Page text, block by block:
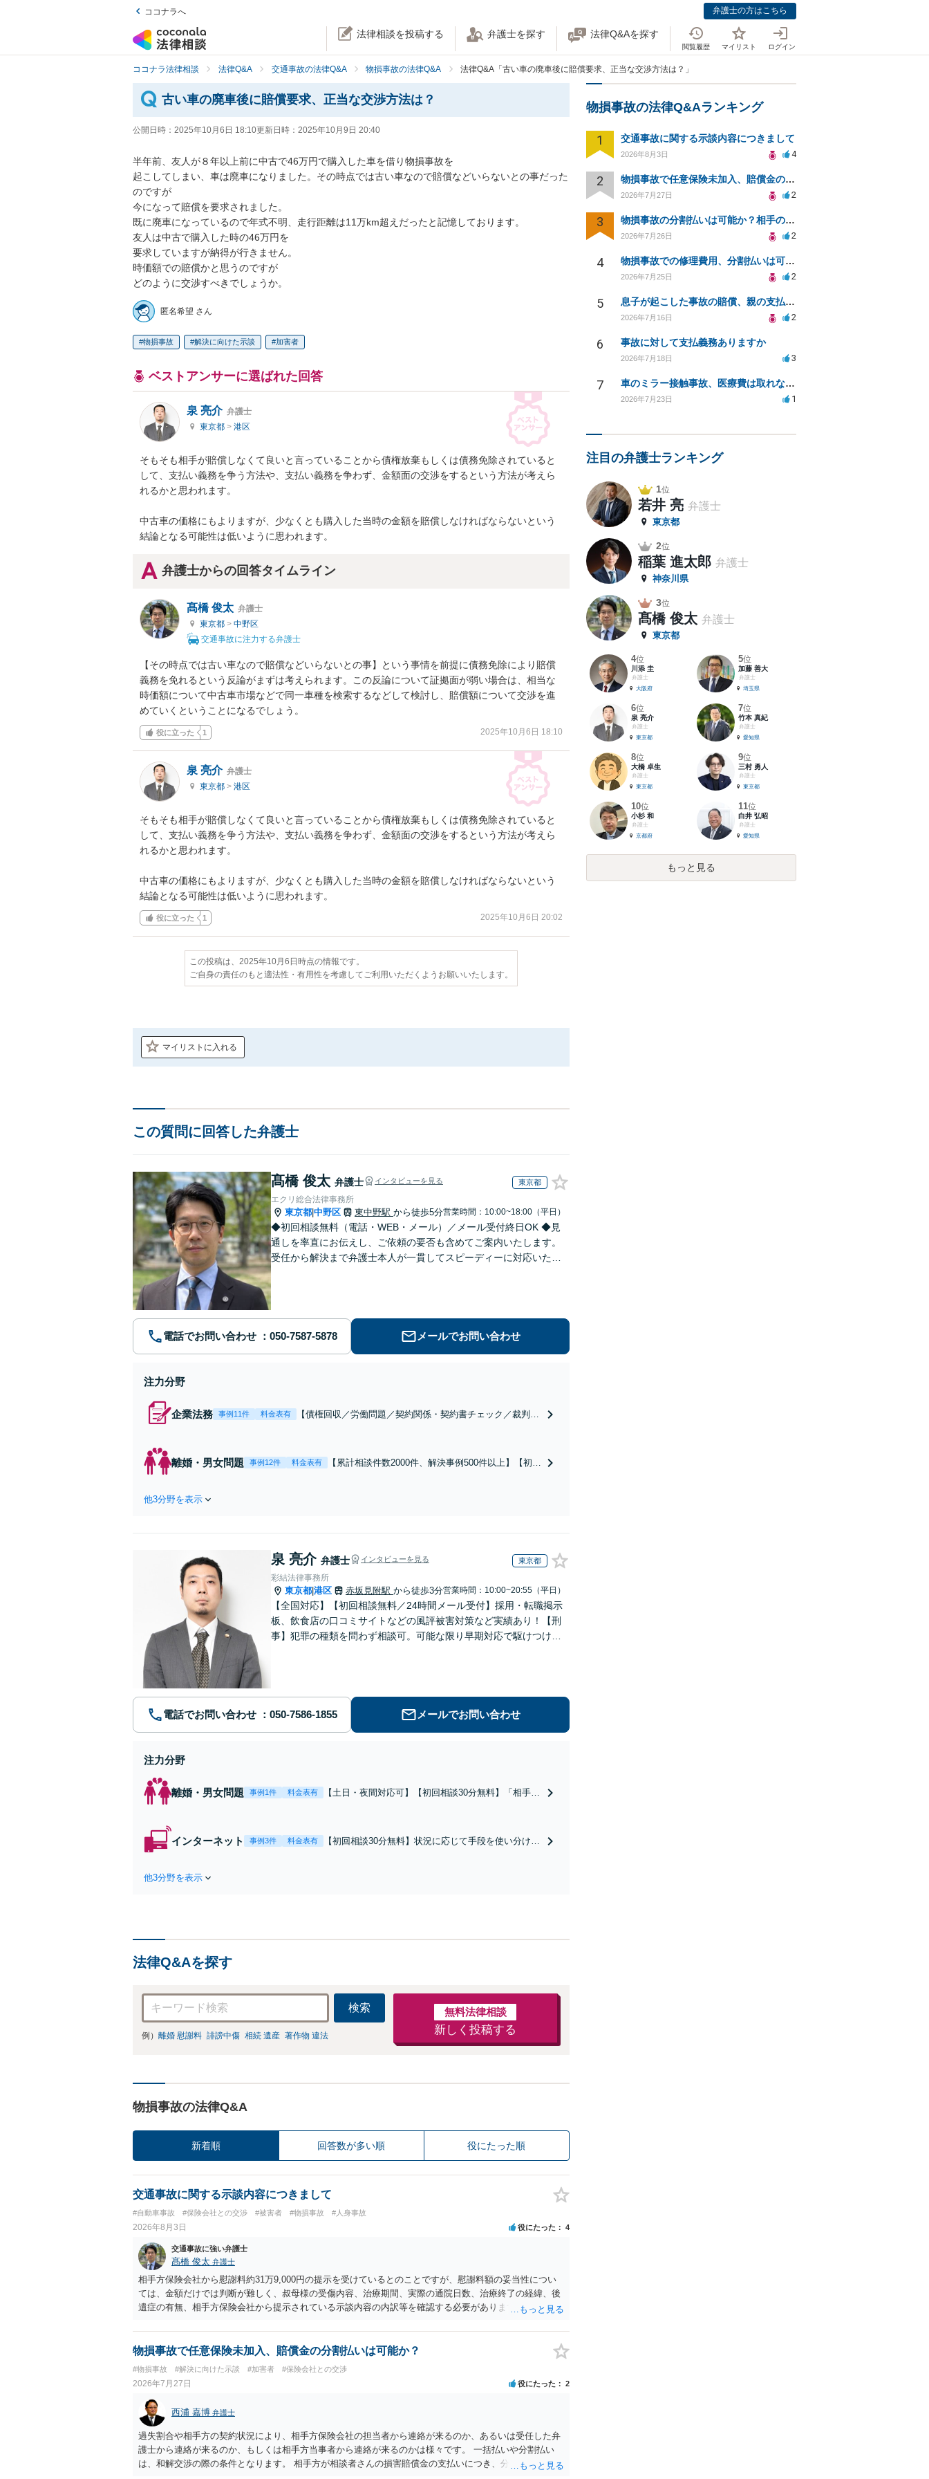
ココナラへ 弁護士の方はこちら
法律相談を投稿する 弁護士を探す 法律Q&Aを探す
閲覧履歴 マイリスト ログイン
ココナラ法律相談 法律Q&A 交通事故の法律Q&A 物損事故の法律Q&A 法律Q&A「古い車の廃車後に賠償要求、正当な交渉方法は？」
古い車の廃車後に賠償要求、正当な交渉方法は？
公開日時： 2025年10月6日 18:10更新日時： 2025年10月9日 20:40
半年前、友人が８年以上前に中古で46万円で購入した車を借り物損事故を
起こしてしまい、車は廃車になりました。その時点では古い車なので賠償などいらないとの事だった
のですが
今になって賠償を要求されました。
既に廃車になっているので年式不明、走行距離は11万km超えだったと記憶しております。
友人は中古で購入した時の46万円を
要求していますが納得が行きません。
時価額での賠償かと思うのですが
どのように交渉すべきでしょうか。
匿名希望 さん
物損事故 解決に向けた示談 加害者
ベストアンサーに選ばれた回答
泉 亮介 弁護士
東京都 > 港区
そもそも相手が賠償しなくて良いと言っていることから債権放棄もしくは債務免除されていると
して、支払い義務を争う方法や、支払い義務を争わず、金額面の交渉をするという方法が考えら
れるかと思われます。
中古車の価格にもよりますが、少なくとも購入した当時の金額を賠償しなければならないという
結論となる可能性は低いように思われます。
弁護士からの回答タイムライン
髙橋 俊太 弁護士
東京都 > 中野区
交通事故に注力する弁護士
【その時点では古い車なので賠償などいらないとの事】という事情を前提に債務免除により賠償
義務を免れるという反論がまずは考えられます。この反論について証拠面が弱い場合は、相当な
時価額について中古車市場などで同一車種を検索するなどして検討し、賠償額について交渉を進
めていくということになるでしょう。
役に立った 1 2025年10月6日 18:10
泉 亮介 弁護士
東京都 > 港区
そもそも相手が賠償しなくて良いと言っていることから債権放棄もしくは債務免除されていると
して、支払い義務を争う方法や、支払い義務を争わず、金額面の交渉をするという方法が考えら
れるかと思われます。
中古車の価格にもよりますが、少なくとも購入した当時の金額を賠償しなければならないという
結論となる可能性は低いように思われます。
役に立った 1 2025年10月6日 20:02
この投稿は、2025年10月6日時点の情報です。
ご自身の責任のもと適法性・有用性を考慮してご利用いただくようお願いいたします。
マイリストに入れる
この質問に回答した弁護士
髙橋 俊太 弁護士 インタビューを見る 東京都
エクリ総合法律事務所
東京都 中野区 東中野駅 から徒歩5分営業時間：10:00~18:00（平日）
◆初回相談無料（電話・WEB・メール）／メール受付終日OK ◆見
通しを率直にお伝えし、ご依頼の要否も含めてご案内いたします。
受任から解決まで弁護士本人が一貫してスピーディーに対応いたし
電話でお問い合わせ メールでお問い合わせ
注力分野
企業法務 事例11件 料金表有
【債権回収／労働問題／契約関係・契約書チェック／裁判対
をお探しの方もご相談ください！【顧問経験豊富】【個別案
件も対応OK】
離婚・男女問題 事例12件 料金表有
【累計相談件数2000件、解決事例500件以上】【初回
他3分野を表示
泉 亮介 弁護士 インタビューを見る 東京都
彩結法律事務所
東京都 港区 赤坂見附駅 から徒歩3分営業時間：10:00~20:55（平日）
【全国対応】【初回相談無料／24時間メール受付】採用・転職掲示
板、飲食店の口コミサイトなどの風評被害対策など実績あり！【刑
事】犯罪の種類を問わず相談可。可能な限り早期対応で駆けつけサ
電話でお問い合わせ メールでお問い合わせ
注力分野
離婚・男女問題 事例1件 料金表有
【土日・夜間対応可】【初回相談30分無料】「相手方
金額アップ／減額交渉も対応可」【完全個室対応】
インターネット 事例3件 料金表有
【初回相談30分無料】状況に応じて手段を使い分け、
他3分野を表示
法律Q&Aを探す
検索
例） 離婚 慰謝料 誹謗中傷 相続 遺産 著作物 違法
無料法律相談
新しく投稿する
物損事故の法律Q&A
新着順 回答数が多い順 役にたった順
交通事故に関する示談内容につきまして
#自動車事故 #保険会社との交渉 #被害者 #物損事故 #人身事故
2026年8月3日 役にたった 4
交通事故に強い弁護士
髙橋 俊太 弁護士
相手方保険会社から慰謝料約31万9,000円の提示を受けているとのことですが、慰謝料額の妥当性につい
ては、金額だけでは判断が難しく、叔母様の受傷内容、治療期間、実際の通院日数、治療終了の経緯、後
遺症の有無、相手方保険会社から提示されている示談内容の内訳等を確認する必要があります。保険会社
で、以下の資料・情報を準備した上で、弁護士に個別に相談することをお勧めいたします。 ・相手方保険
会社から届いている示談金額の提示書類 ・叔母様の診断名、けがの内容 ・治療開始日及び治療終了日 ・
今回の事故で利用できる弁護士費用特約が付帯しているか なお、被害者は叔母様ご本人となりますので、
弁護士が受任する場合には、叔母様ご本人の依頼意思等を確認する必要があります。日本語での十分な意
思疎通が難しいとのことですので、そのあたりのご事情も踏まえて、依頼意思の確認方法等を検討する必
要があると思われます。
物損事故で任意保険未加入、賠償金の分割払いは可能か？
#物損事故 #解決に向けた示談 #加害者 #保険会社との交渉
2026年7月27日 役にたった 2
西浦 嘉博 弁護士
過失割合や相手方の契約状況により、相手方保険会社の担当者から連絡が来るのか、あるいは受任した弁
護士から連絡が来るのか、もしくは相手方当事者から連絡が来るのかは様々です。 一括払いや分割払い
は、和解交渉の際の条件となります。 相手方が相談者さんの損害賠償金の支払いにつき、分割払いに合意
物損事故の法律Q&Aランキング
1 交通事故に関する示談内容につきまして
2026年8月3日 4
2 物損事故で任意保険未加入、賠償金の分割払いは可能か？
2026年7月27日 2
3 物損事故の分割払いは可能か？相手の威圧への対処法
2026年7月26日 2
4 物損事故での修理費用、分割払いは可能ですか？
2026年7月25日 2
5 息子が起こした事故の賠償、親の支払義務と対策は？
2026年7月16日 2
6 事故に対して支払義務ありますか
2026年7月18日 3
7 車のミラー接触事故、医療費は取れないのでしょうか？
2026年7月23日 1
注目の弁護士ランキング
1位
若井 亮 弁護士
東京都
2位
稲葉 進太郎 弁護士
神奈川県
3位
髙橋 俊太 弁護士
東京都
4位
川添 圭
弁護士
大阪府
5位
加藤 善大
弁護士
埼玉県
6位
泉 亮介
弁護士
東京都
7位
竹本 真紀
弁護士
愛知県
8位
大橋 卓生
弁護士
東京都
9位
三村 勇人
弁護士
東京都
10位
小杉 和
弁護士
京都府
11位
白井 弘昭
弁護士
愛知県
もっと見る